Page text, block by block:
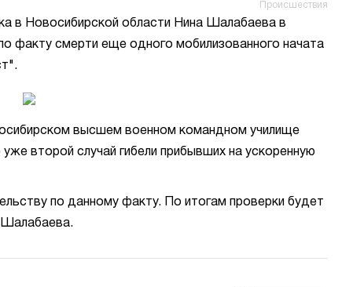
Происшествия
в Новосибирской области Нина Шалабаева в
факту смерти еще одного мобилизованного начата
высшем военном командном училище
второй случай гибели прибывших на ускоренную
по данному факту. По итогам проверки будет
Шалабаева.